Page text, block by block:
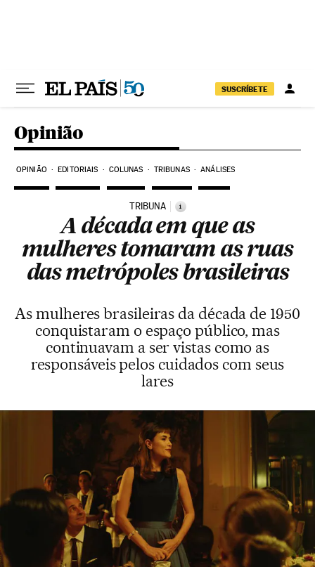
SUSCRÍBETE
Opinião
OPINIÃO EDITORIAIS COLUNAS TRIBUNAS ANÁLISES
TRIBUNA i
A década em que as
mulheres tomaram as ruas
das metrópoles brasileiras
As mulheres brasileiras da década de 1950
conquistaram o espaço público, mas
continuavam a ser vistas como as
responsáveis pelos cuidados com seus
lares